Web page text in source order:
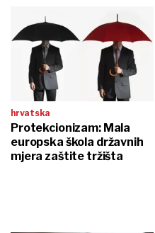
hrvatska
Protekcionizam: Mala
europska škola državnih
mjera zaštite tržišta